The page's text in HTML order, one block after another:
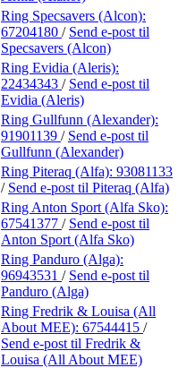
Ring Specsavers (Alcon):
67204180 / Send e-post til
Specsavers (Alcon)
Ring Evidia (Aleris):
22434343 / Send e-post til
Evidia (Aleris)
Ring Gullfunn (Alexander):
91901139 / Send e-post til
Gullfunn (Alexander)
Ring Piteraq (Alfa): 93081133
/ Send e-post til Piteraq (Alfa)
Ring Anton Sport (Alfa Sko):
67541377 / Send e-post til
Anton Sport (Alfa Sko)
Ring Panduro (Alga):
96943531 / Send e-post til
Panduro (Alga)
Ring Fredrik & Louisa (All
About MEE): 67544415 /
Send e-post til Fredrik &
Louisa (All About MEE)